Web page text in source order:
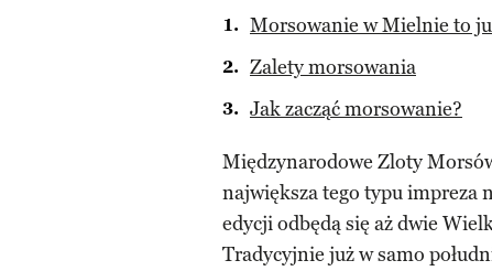
Morsowanie w Mielnie to
Zalety morsowania
Jak zacząć morsowanie?
Międzynarodowe Zloty
największa tego typu impreza
edycji odbędą się aż dwie
Tradycyjnie już w samo